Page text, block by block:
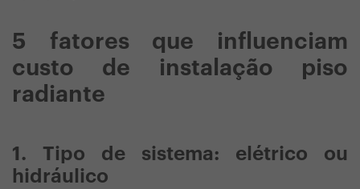
5 fatores que influenciam
custo de instalação piso
radiante
1. Tipo de sistema: elétrico ou
hidráulico